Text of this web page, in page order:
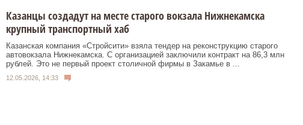
Казанцы создадут на месте старого вокзала Нижнекамска
крупный транспортный хаб
Казанская компания «Стройсити» взяла тендер на реконструкцию старого
автовокзала Нижнекамска. С организацией заключили контракт на 86,3 млн
рублей. Это не первый проект столичной фирмы в Закамье в ...
12.05.2026, 14:33